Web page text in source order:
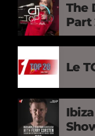
The DJ
Part
Le